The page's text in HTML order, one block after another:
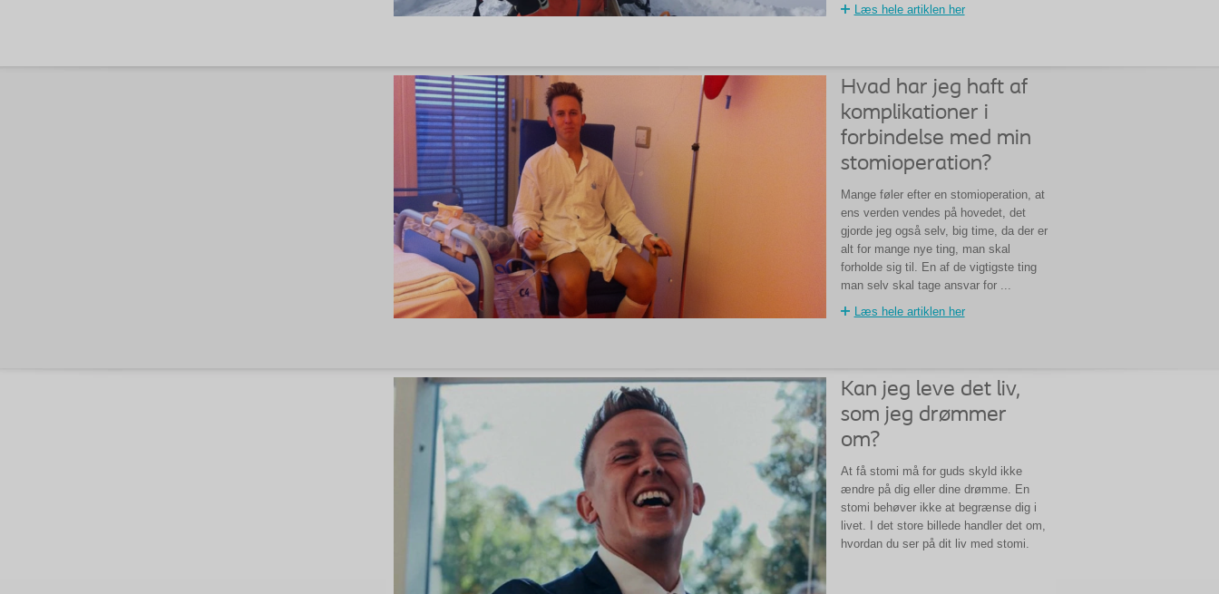
Læs hele artiklen her
Hvad har jeg haft af
komplikationer i
forbindelse med min
stomioperation?
Mange føler efter en stomioperation, at
ens verden vendes på hovedet, det
gjorde jeg også selv, big time, da der er
alt for mange nye ting, man skal
forholde sig til. En af de vigtigste ting
man selv skal tage ansvar for ...
Læs hele artiklen her
Kan jeg leve det liv,
som jeg drømmer
om?
At få stomi må for guds skyld ikke
ændre på dig eller dine drømme. En
stomi behøver ikke at begrænse dig i
livet. I det store billede handler det om,
hvordan du ser på dit liv med stomi.